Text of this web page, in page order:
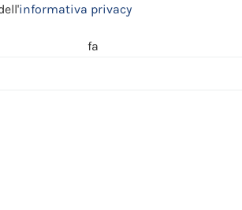
informativa privacy
fa